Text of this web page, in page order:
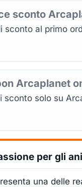
sconto
sconto al primo
Arcaplanet
sconto solo su
per gli
una delle